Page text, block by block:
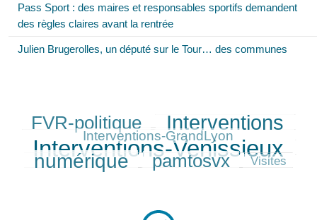
Pass Sport : des maires et responsables sportifs demandent
des règles claires avant la rentrée
Julien Brugerolles, un député sur le Tour… des communes
259/384
FVR-politique
330/384 Interventions
125/384
Interventions-GrandLyon
Interventions-Venissieux
286/384
numérique
244/384 pamtosvx
55/384 Visites